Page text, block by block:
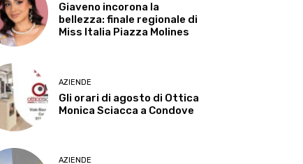
Giaveno incorona la
bellezza: finale regionale di
Miss Italia Piazza Molines
AZIENDE
Gli orari di agosto di Ottica
Monica Sciacca a Condove
AZIENDE